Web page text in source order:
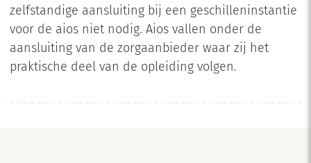
zelfstandige aansluiting bij een geschilleninstantie
voor de aios niet nodig. Aios vallen onder de
aansluiting van de zorgaanbieder waar zij het
praktische deel van de opleiding volgen.